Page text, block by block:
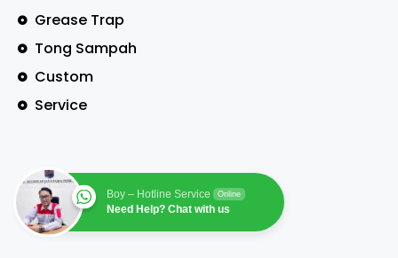
Grease Trap
Tong Sampah
Custom
Service
Boy – Hotline Service Online
Need Help? Chat with us